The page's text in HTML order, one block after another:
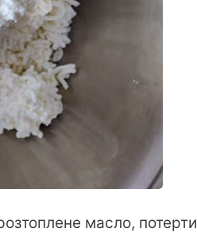
масло, потерти